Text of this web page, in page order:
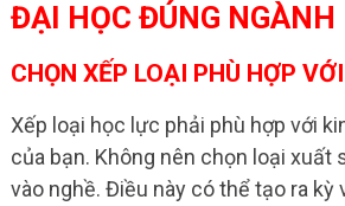
ĐẠI HỌC ĐÚNG NGÀNH
CHỌN XẾP LOẠI PHÙ HỢP
Xếp loại học lực phải phù hợp với
của bạn. Không nên chọn loại xuất
vào nghề. Điều này có thể tạo ra kỳ